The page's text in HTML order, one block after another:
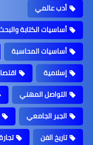
أدب عالمي
أساسيات الكتابة
أساسيات المحاسبة
إسلامية
التواصل المهني
الجبر الجامعي
تاريخ الفن